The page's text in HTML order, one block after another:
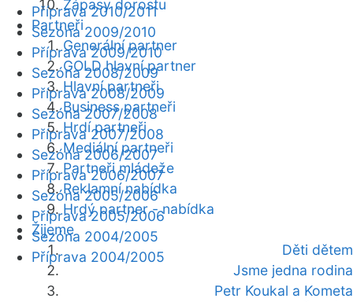
Zápasy dorostu
Partneři
Generální partner
GOLD hlavní partner
Hlavní partneři
Business partneři
Hrdí partneři
Mediální partneři
Partneři mládeže
Reklamní nabídka
Hrdý partner - nabídka
Žijeme
Děti dětem
Jsme jedna rodina
Petr Koukal a Kometa
Příprava 2010/2011
Sezóna 2009/2010
Příprava 2009/2010
Sezóna 2008/2009
Příprava 2008/2009
Sezóna 2007/2008
Příprava 2007/2008
Sezóna 2006/2007
Příprava 2006/2007
Sezóna 2005/2006
Příprava 2005/2006
Sezóna 2004/2005
Příprava 2004/2005